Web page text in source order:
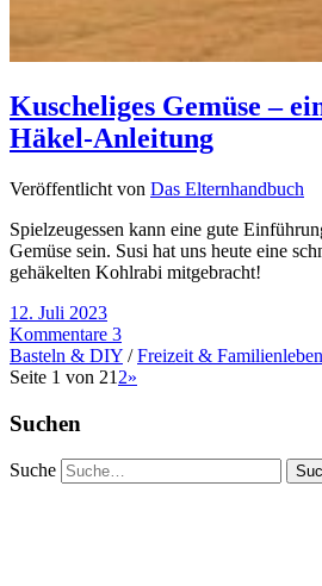
Kuscheliges Gemüse –
Häkel-Anleitung
Veröffentlicht von Das Elternhandbuch
Spielzeugessen kann eine gute
Gemüse sein. Susi hat uns heute eine
gehäkelten Kohlrabi mitgebracht!
12. Juli 2023
Kommentare 3
Basteln & DIY /Freizeit & Familienleben
Seite 1 von 21 2»
Suchen
Suche